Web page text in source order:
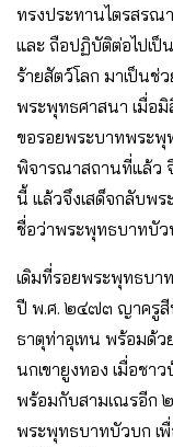
ทรงประทานไตรสรณ
และ ถือปฏิบัติต่อไปเป็
ร้ายสัตว์โลก มาเป็นช่
พระพุทธศาสนา เมื่อ
ขอรอยพระบาทพระพุ
พิจารณาสถานที่แล้ว
นี้ แล้วจึงเสด็จกลับพ
ชื่อว่าพระพุทธบาทบั
เดิมที่รอยพระพุทธบา
ปี พ.ศ. ๒๔๗๓ ญาครูสี
ธาตุท่าอุเทน พร้อมด้
นกเขายูงทอง เมื่อชา
พร้อมกับสามเณรอีก
พระพุทธบาทบัวบก เ